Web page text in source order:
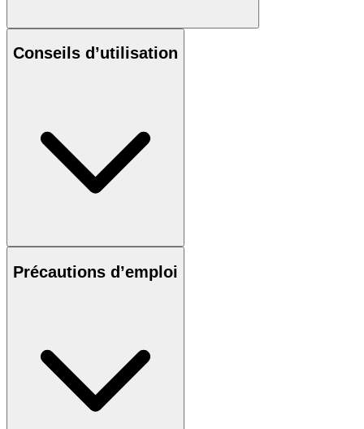
Conseils d’utilisation
Précautions d’emploi